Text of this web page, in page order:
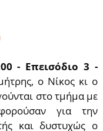
- Επεισόδιο 3 -
ο Νίκος κι ο
στο τμήμα με
για την
και δυστυχώς ο